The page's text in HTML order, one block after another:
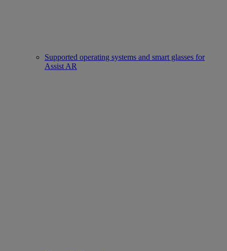
Supported operating systems and smart glasses for
Assist AR